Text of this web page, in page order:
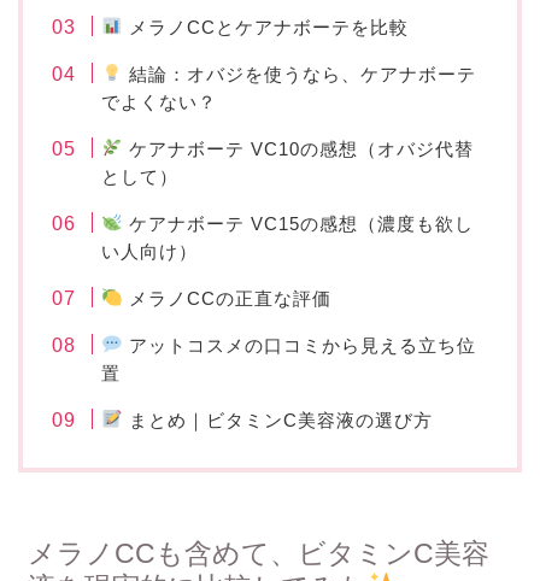
メラノCCとケアナボーテを比較
結論：オバジを使うなら、ケアナボーテ
でよくない？
ケアナボーテ VC10の感想（オバジ代替
として）
ケアナボーテ VC15の感想（濃度も欲し
い人向け）
メラノCCの正直な評価
アットコスメの口コミから見える立ち位
置
まとめ｜ビタミンC美容液の選び方
メラノCCも含めて、ビタミンC美容